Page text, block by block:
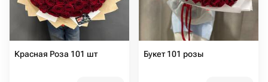
Красная Роза 101 шт Букет 101 розы